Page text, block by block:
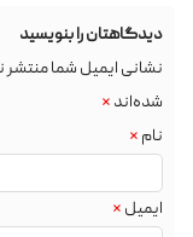
دیدگاهتان را بنویسید
نشانی ایمیل شما
شده‌اند *
نام *
ایمیل *